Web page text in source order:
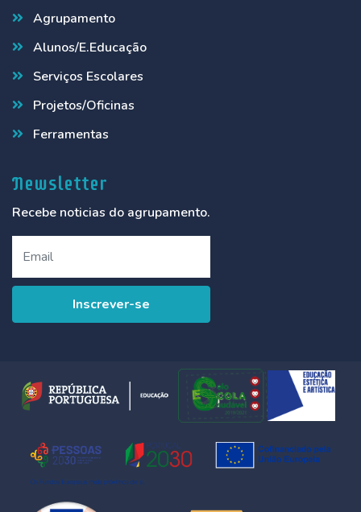
Agrupamento
Alunos/E.Educação
Serviços Escolares
Projetos/Oficinas
Ferramentas
Newsletter
Recebe noticias do agrupamento.